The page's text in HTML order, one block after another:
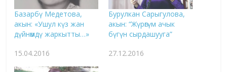
Базарбү Медетова,
акын: «Ушул күз жан
дүйнөмдү жаркытты…»
15.04.2016
Бурулкан Сарыгулова,
акын: “Жүрөгүм ачык
бүгүн сырдашууга”
27.12.2016